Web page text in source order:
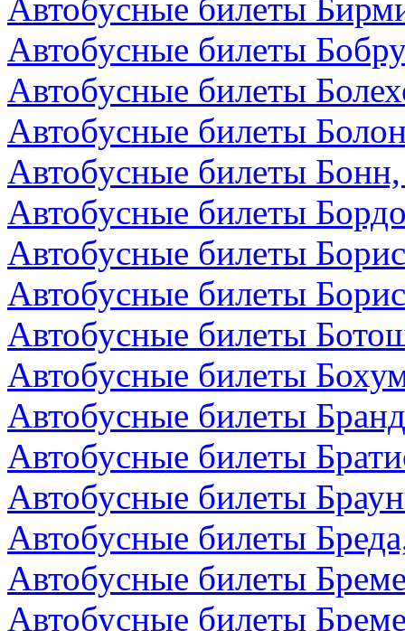
Автобусные билеты
Автобусные билеты
Автобусные билеты
Автобусные билеты
Автобусные билеты
Автобусные билеты
Автобусные билеты
Автобусные билеты
Автобусные билеты
Автобусные билеты
Автобусные билеты
Автобусные билеты
Автобусные билеты
Автобусные билеты
Автобусные билеты
Автобусные билеты